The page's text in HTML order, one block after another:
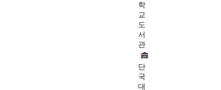
학
교
도
서
관
단
국
대